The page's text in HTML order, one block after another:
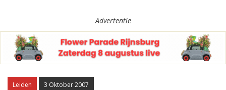
Advertentie
Leiden 3 Oktober 2007